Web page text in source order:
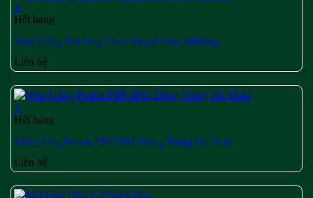
+
Hết hàng
Viên Uống Sữa Ong Chúa Royal Jelly 1000mg
Liên hệ
+
Hết hàng
Viên Uống Potent PSP 3IN1 Đông Trùng Hạ Thảo
Liên hệ